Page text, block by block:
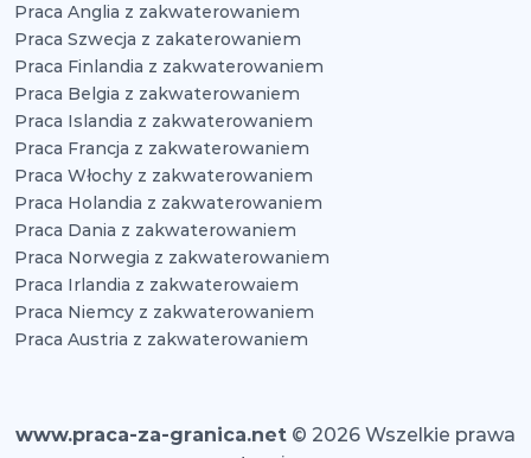
Praca Anglia z zakwaterowaniem
Praca Szwecja z zakaterowaniem
Praca Finlandia z zakwaterowaniem
Praca Belgia z zakwaterowaniem
Praca Islandia z zakwaterowaniem
Praca Francja z zakwaterowaniem
Praca Włochy z zakwaterowaniem
Praca Holandia z zakwaterowaniem
Praca Dania z zakwaterowaniem
Praca Norwegia z zakwaterowaniem
Praca Irlandia z zakwaterowaiem
Praca Niemcy z zakwaterowaniem
Praca Austria z zakwaterowaniem
www.praca-za-granica.net © 2026 Wszelkie prawa